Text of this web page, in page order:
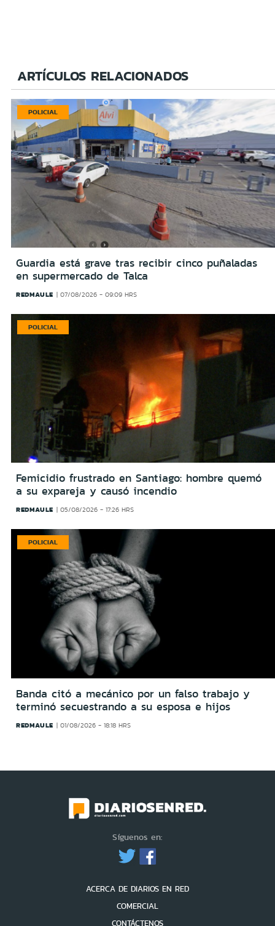
ARTÍCULOS RELACIONADOS
POLICIAL
Guardia está grave tras recibir cinco puñaladas
en supermercado de Talca
REDMAULE 07/08/2026 - 09:09 HRS
POLICIAL
Femicidio frustrado en Santiago: hombre quemó
a su expareja y causó incendio
REDMAULE 05/08/2026 - 17:26 HRS
POLICIAL
Banda citó a mecánico por un falso trabajo y
terminó secuestrando a su esposa e hijos
REDMAULE 01/08/2026 - 18:18 HRS
Síguenos en:
ACERCA DE DIARIOS EN RED
COMERCIAL
CONTÁCTENOS